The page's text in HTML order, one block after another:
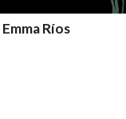
Emma Ríos